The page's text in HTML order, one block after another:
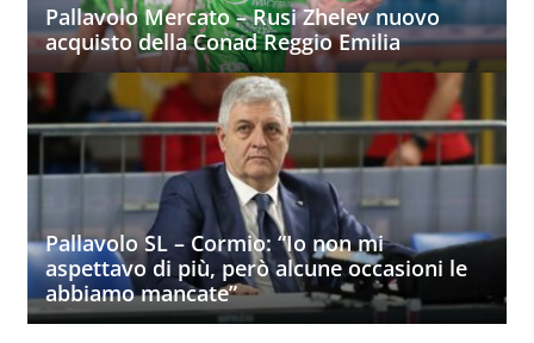
Pallavolo Mercato – Rusi Zhelev nuovo
acquisto della Conad Reggio Emilia
Pallavolo SL – Cormio: “Io non mi
aspettavo di più, però alcune occasioni le
abbiamo mancate”